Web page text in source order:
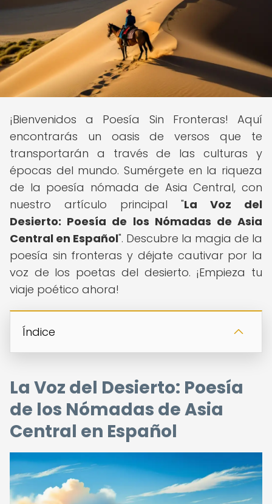
¡Bienvenidos a Poesía Sin Fronteras! Aquí
encontrarás un oasis de versos que te
transportarán a través de las culturas y
épocas del mundo. Sumérgete en la riqueza
de la poesía nómada de Asia Central, con
nuestro artículo principal "La Voz del
Desierto: Poesía de los Nómadas de Asia
Central en Español". Descubre la magia de la
poesía sin fronteras y déjate cautivar por la
voz de los poetas del desierto. ¡Empieza tu
viaje poético ahora!
Índice
La Voz del Desierto: Poesía
de los Nómadas de Asia
Central en Español